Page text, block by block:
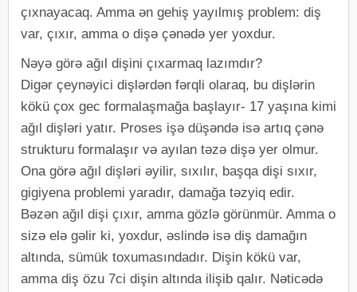
çıxnayacaq. Amma ən gehiş yayılmış problem: diş
var, çıxır, amma o dişə çənədə yer yoxdur.
Nəyə görə ağıl dişini çıxarmaq lazımdır?
Digər çeynəyici dişlərdən fərqli olaraq, bu dişlərin
kökü çox gec formalaşmağa başlayır- 17 yaşına kimi
ağıl dişləri yatır. Proses işə düşəndə isə artıq çənə
strukturu formalaşır və ayılan təzə dişə yer olmur.
Ona görə ağıl dişləri əyilir, sıxılır, başqa dişi sıxır,
gigiyena problemi yaradır, damağa təzyiq edir.
Bəzən ağıl dişi çıxır, amma gözlə görünmür. Amma o
sizə elə gəlir ki, yoxdur, əslində isə diş damağın
altında, sümük toxumasındadır. Dişin kökü var,
amma diş özu 7ci dişin altında ilişib qalır. Nəticədə